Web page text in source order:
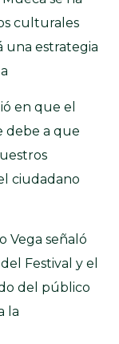
culturales
una estrategia
en que el
debe a que
ciudadano
Vega señaló
Festival y el
del público
la